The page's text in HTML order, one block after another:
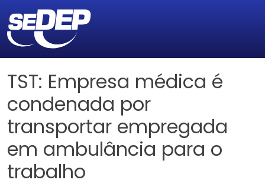
TST: Empresa médica é
condenada por
transportar empregada
em ambulância para o
trabalho